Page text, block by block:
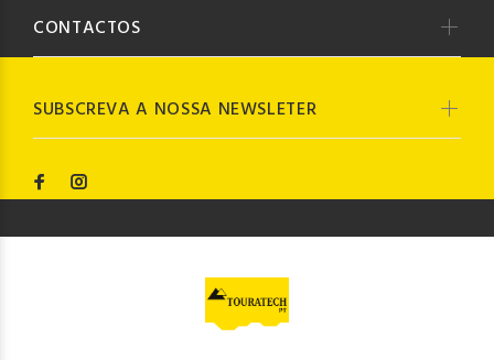
SUBSCREVA A NOSSA NEWSLETER
CONTACTOS